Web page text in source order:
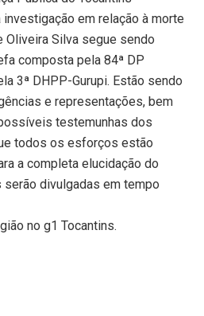
em relação à morte
Silva segue sendo
composta pela 84ª DP
3ª DHPP-Gurupi. Estão sendo
e representações, bem
testemunhas dos
todos os esforços estão
a completa elucidação do
divulgadas em tempo
no g1 Tocantins.